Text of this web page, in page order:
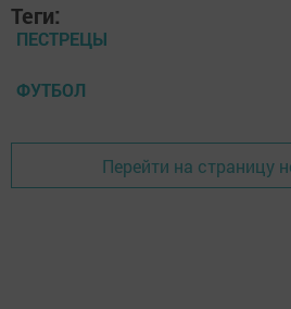
Теги:
ПЕСТРЕЦЫ
ФУТБОЛ
Перейти на страницу